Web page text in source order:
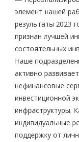
элемент нашей
результаты 2023
признан лучшей
состоятельных
Наше
активно
нефинансовые
инвестиционной
инфраструктуры.
индивидуальные
поддержку от